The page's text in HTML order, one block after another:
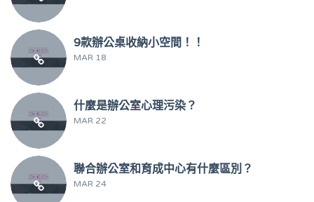
9款辦公桌收納小空間！！
MAR 18
什麼是辦公室心理污染？
MAR 22
聯合辦公室和育成中心有什麼區別？
MAR 24